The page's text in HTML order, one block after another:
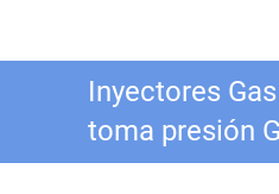
Inyectores
toma presión